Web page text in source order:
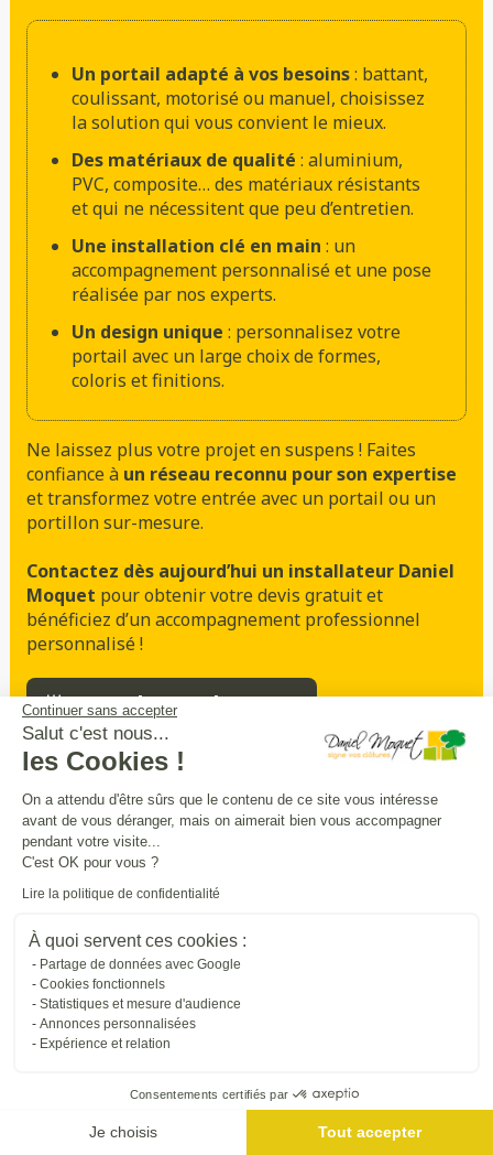
Continuer sans accepter
Salut c'est nous...
les Cookies !
On a attendu d'être sûrs que le contenu de ce site vous intéresse
avant de vous déranger, mais on aimerait bien vous accompagner
pendant votre visite...
C'est OK pour vous ?
Lire la politique de confidentialité
À quoi servent ces cookies :
Partage de données avec Google
Cookies fonctionnels
Statistiques et mesure d'audience
Annonces personnalisées
Expérience et relation
Consentements certifiés par
Je choisis Tout accepter
Un portail adapté à vos besoins: battant,
coulissant, motorisé ou manuel, choisissez
la solution qui vous convient le mieux.
Des matériaux de qualité : aluminium,
PVC, composite… des matériaux résistants
et qui ne nécessitent que peu d’entretien.
Une installation clé en main : un
accompagnement personnalisé et une pose
réalisée par nos experts.
Un design unique : personnalisez votre
portail avec un large choix de formes,
coloris et finitions.
Ne laissez plus votre projet en suspens ! Faites
confiance à un réseau reconnu pour son expertise
et transformez votre entrée avec un portail ou un
portillon sur-mesure.
Contactez dès aujourd’hui un installateur Daniel
Moquet pour obtenir votre devis gratuit et
bénéficiez d’un accompagnement professionnel
personnalisé !
Prendre rendez-vous
Sécurité,intimité,praticité:
entourezet sécurisez vos extérieurs